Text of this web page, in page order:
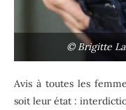
© Brigitte
Avis à toutes les
soit leur état :